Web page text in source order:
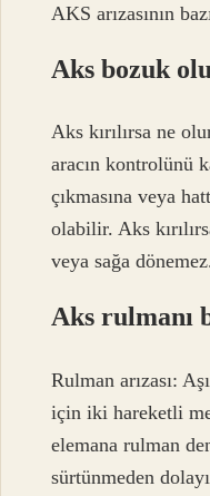
AKS arızasının
Aks bozuk
Aks kırılırsa ne
aracın kontrolünü
çıkmasına veya
olabilir. Aks
veya sağa
Aks rulmanı
Rulman arızası:
için iki hareketli
elemana rulman
sürtünmeden